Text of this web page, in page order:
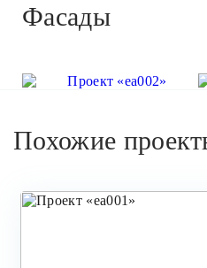
Фасады
Похожие